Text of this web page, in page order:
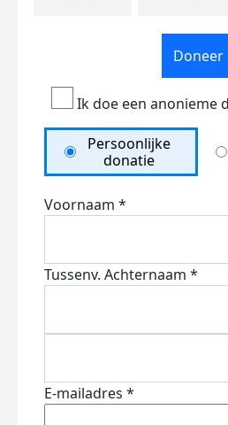
Doneer
Ik doe een anonieme
Persoonlijke
donatie
Voornaam *
Tussenv. Achternaam *
E-mailadres *